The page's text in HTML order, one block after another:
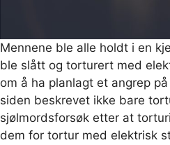
Mennene ble alle holdt i en
ble slått og torturert med
om å ha planlagt et angrep
siden beskrevet ikke bare
sjølmordsforsøk etter at
dem for tortur med elektrisk